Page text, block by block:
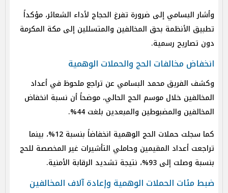
وأشار البسامي إلى ضرورة تفرغ الحجاج لأداء الشعائر، مؤكداً
تطبيق الأنظمة بحق المخالفين والمتسللين إلى مكة المكرمة
دون تصاريح رسمية.
انخفاض مخالفات الحج والحملات الوهمية
وكشف الفريق محمد البسامي عن تراجع ملحوظ في أعداد
المخالفين خلال موسم الحج الحالي، موضحاً أن نسبة انخفاض
المخالفين والمضبوطين والمبعدين بلغت 44%.
كما سجلت حملات الحج الوهمية انخفاضاً بنسبة 12%، بينما
تراجعت أعداد المقيمين وحاملي التأشيرات غير المخصصة للحج
بنسبة وصلت إلى 93%، نتيجة تشديد الرقابة الأمنية.
ضبط مئات الحملات الوهمية وإعادة آلاف المخالفين